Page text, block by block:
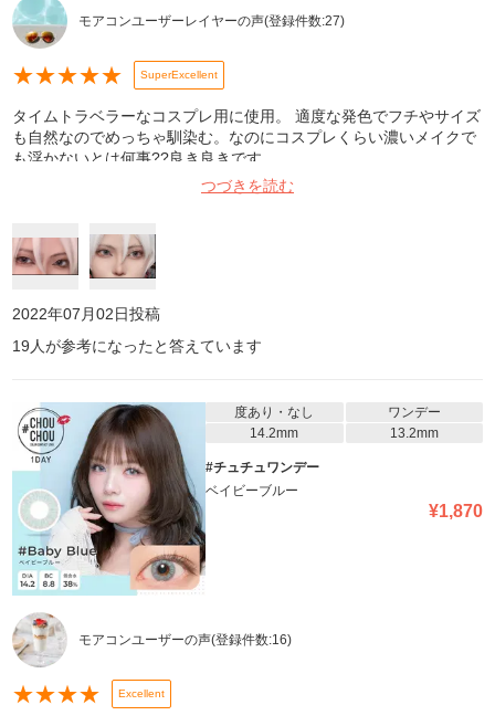
モアコンユーザーレイヤーの声(登録件数:27)
★★★★★ SuperExcellent
タイムトラベラーなコスプレ用に使用。 適度な発色でフチやサイズ
も自然なのでめっちゃ馴染む。なのにコスプレくらい濃いメイクで
も浮かないとは何事??良き良きです。
つづきを読む
2022年07月02日投稿
19 人が参考になったと答えています
度あり・なし
ワンデー
14.2mm
13.2mm
#チュチュワンデー
ベイビーブルー
¥1,870
モアコンユーザーの声(登録件数:16)
★★★★ Excellent